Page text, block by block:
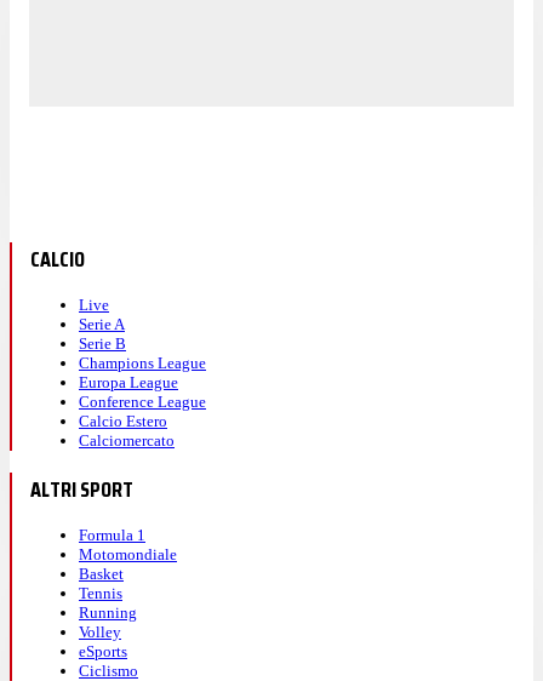
CALCIO
Live
Serie A
Serie B
Champions League
Europa League
Conference League
Calcio Estero
Calciomercato
ALTRI SPORT
Formula 1
Motomondiale
Basket
Tennis
Running
Volley
eSports
Ciclismo